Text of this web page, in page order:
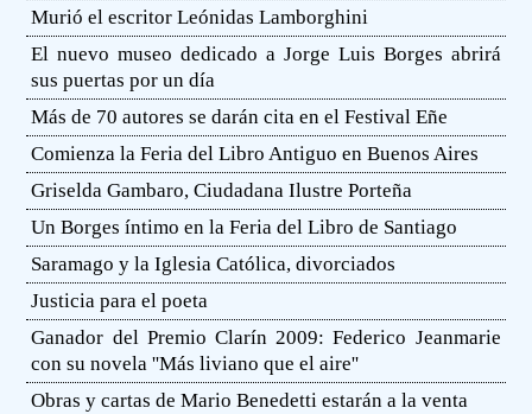
Murió el escritor Leónidas Lamborghini
El nuevo museo dedicado a Jorge Luis Borges abrirá
sus puertas por un día
Más de 70 autores se darán cita en el Festival Eñe
Comienza la Feria del Libro Antiguo en Buenos Aires
Griselda Gambaro, Ciudadana Ilustre Porteña
Un Borges íntimo en la Feria del Libro de Santiago
Saramago y la Iglesia Católica, divorciados
Justicia para el poeta
Ganador del Premio Clarín 2009: Federico Jeanmarie
con su novela ''Más liviano que el aire''
Obras y cartas de Mario Benedetti estarán a la venta